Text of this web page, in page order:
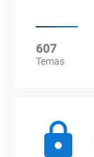
607
Temas